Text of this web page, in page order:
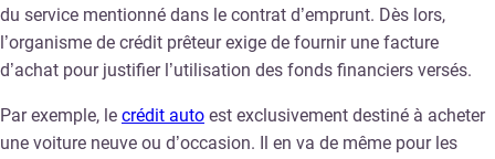
du service mentionné dans le contrat d’emprunt. Dès lors,
l’organisme de crédit prêteur exige de fournir une facture
d’achat pour justifier l’utilisation des fonds financiers versés.
Par exemple, le crédit auto est exclusivement destiné à acheter
une voiture neuve ou d’occasion. Il en va de même pour les